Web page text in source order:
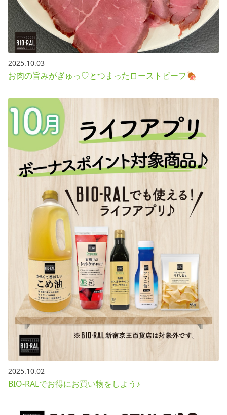
2025.10.03
お肉の旨みがぎゅっ♡とつまったローストビーフ🍖
2025.10.02
BIO-RALでお得にお買い物をしよう♪